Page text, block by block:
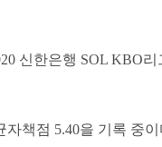
신한은행 SOL KBO리
책점 5.40을 기록 중이